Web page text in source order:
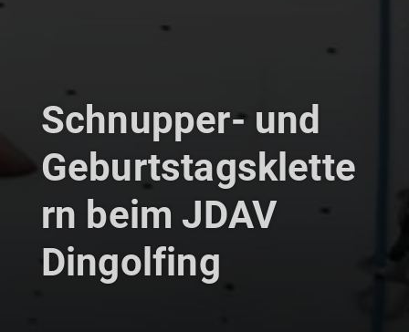
Schnupper- und
Geburtstagsklette
rn beim JDAV
Dingolfing